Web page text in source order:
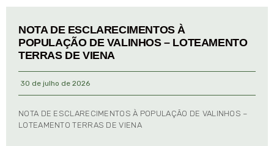
NOTA DE ESCLARECIMENTOS À
POPULAÇÃO DE VALINHOS – LOTEAMENTO
TERRAS DE VIENA
30 de julho de 2026
NOTA DE ESCLARECIMENTOS À POPULAÇÃO DE VALINHOS –
LOTEAMENTO TERRAS DE VIENA